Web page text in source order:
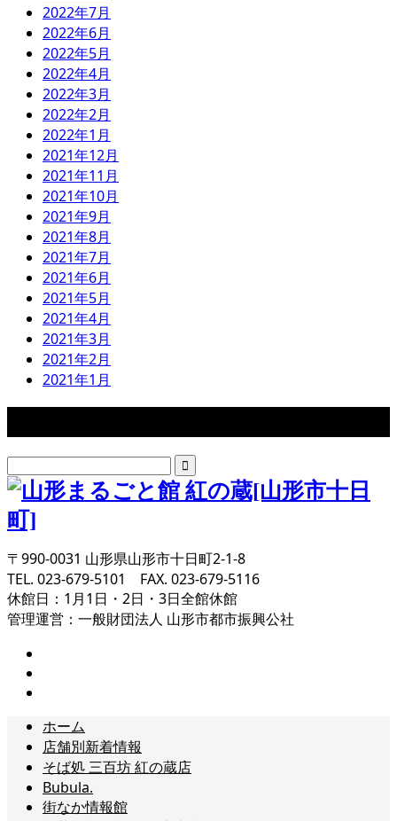
2022年7月
2022年6月
2022年5月
2022年4月
2022年3月
2022年2月
2022年1月
2021年12月
2021年11月
2021年10月
2021年9月
2021年8月
2021年7月
2021年6月
2021年5月
2021年4月
2021年3月
2021年2月
2021年1月
〒990-0031 山形県山形市十日町2-1-8
TEL. 023-679-5101 FAX. 023-679-5116
休館日：1月1日・2日・3日全館休館
管理運営：一般財団法人 山形市都市振興公社
ホーム
店舗別新着情報
そば処 三百坊 紅の蔵店
Bubula.
街なか情報館